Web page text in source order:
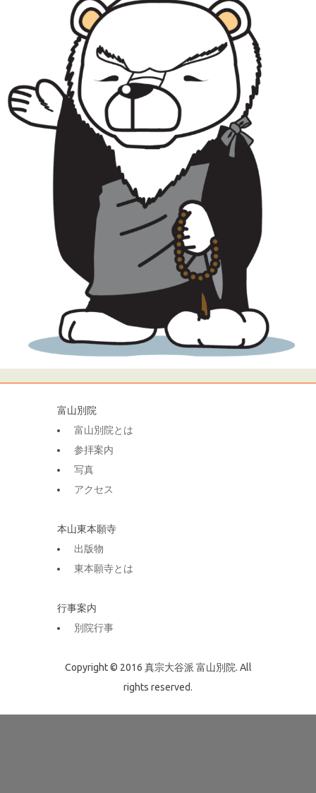
富山別院
富山別院とは
参拝案内
写真
アクセス
本山東本願寺
出版物
東本願寺とは
行事案内
別院行事
Copyright © 2016 真宗大谷派 富山別院. All
rights reserved.